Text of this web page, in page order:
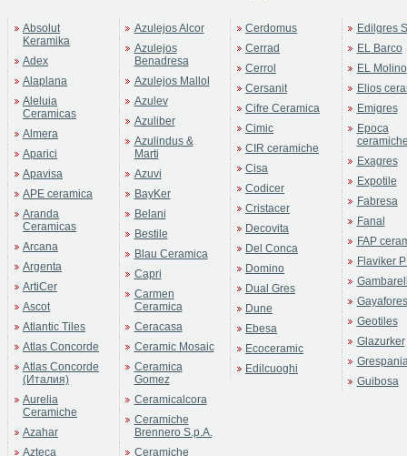
Absolut
Keramika
Adex
Alaplana
Aleluia
Ceramicas
Almera
Aparici
Apavisa
APE ceramica
Aranda
Ceramicas
Arcana
Argenta
ArtiCer
Ascot
Atlantic Tiles
Atlas Concorde
Atlas Concorde
(Италия)
Aurelia
Ceramiche
Azahar
Azteca
Azulejos Alcor
Azulejos
Benadresa
Azulejos Mallol
Azulev
Azuliber
Azulindus &
Marti
Azuvi
BayKer
Belani
Bestile
Blau Ceramica
Capri
Carmen
Ceramica
Ceracasa
Ceramic Mosaic
Ceramica
Gomez
Ceramicalcora
Ceramiche
Brennero S.p.A.
Ceramiche
Cerdomus
Cerrad
Cerrol
Cersanit
Cifre Ceramica
Cimic
CIR ceramiche
Cisa
Codicer
Cristacer
Decovita
Del Conca
Domino
Dual Gres
Dune
Ebesa
Ecoceramic
Edilcuoghi
Edilgres
EL Barco
EL Molino
Elios
Emigres
Epoca
Exagres
Expotile
Fabresa
Fanal
FAP
Flaviker
Gayafores
Geotiles
Glazurker
Guibosa